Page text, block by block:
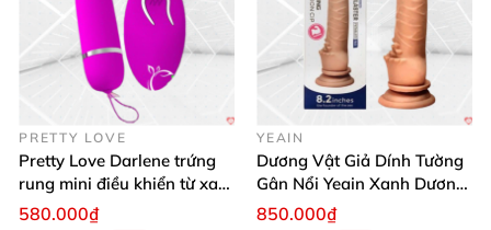
PRETTY LOVE
Pretty Love Darlene trứng
rung mini điều khiển từ xa
12 chế độ rung mạnh
580.000₫
YEAIN
Dương Vật Giả Dính Tường
Gân Nổi Yeain Xanh Dương
8.2 Siêu Thật
850.000₫